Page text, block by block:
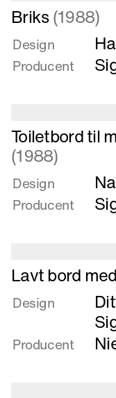
Læs
mere
om
Briks
Briks(1988)
Design
Producent
Læs
mere
om
Toiletbord
mit
Toiletbord til
(1988)
Design
Producent
Læs
mere
om
med
Lavt bord
Design
Producent